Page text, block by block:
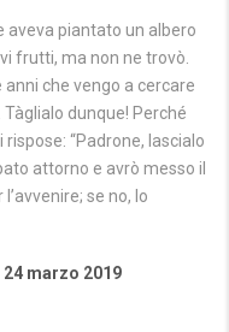
aveva piantato un albero
frutti, ma non ne trovò.
anni che vengo a cercare
dunque! Perché
“Padrone, lascialo
attorno e avrò messo il
se no, lo
24 marzo 2019